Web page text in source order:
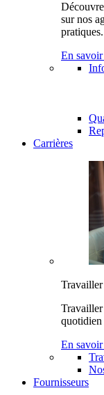
sur nos
pratiques.
En
Carrières
quotidien
En
Fournisseurs